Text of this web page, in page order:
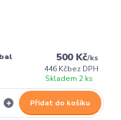
500 Kč/ks
446 Kčbez DPH
Skladem 2 ks
Přidat do košíku